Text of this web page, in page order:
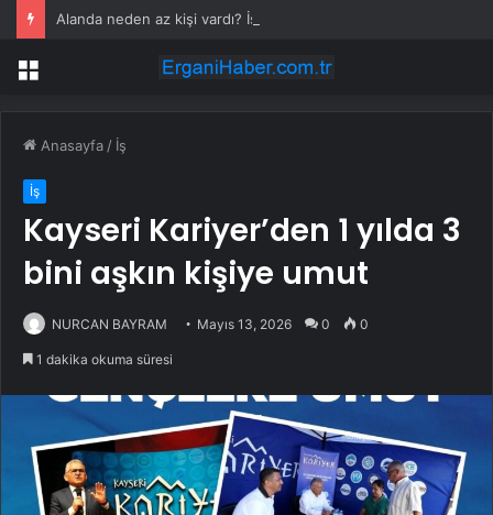
Menü
Anasayfa / İş
İş
Kayseri Kariyer’den 1 yılda 3
bini aşkın kişiye umut
NURCAN BAYRAM Mayıs 13, 2026 0 0
1 dakika okuma süresi